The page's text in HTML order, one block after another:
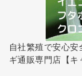
自社繁殖で安心
ギ通販専門店【キ